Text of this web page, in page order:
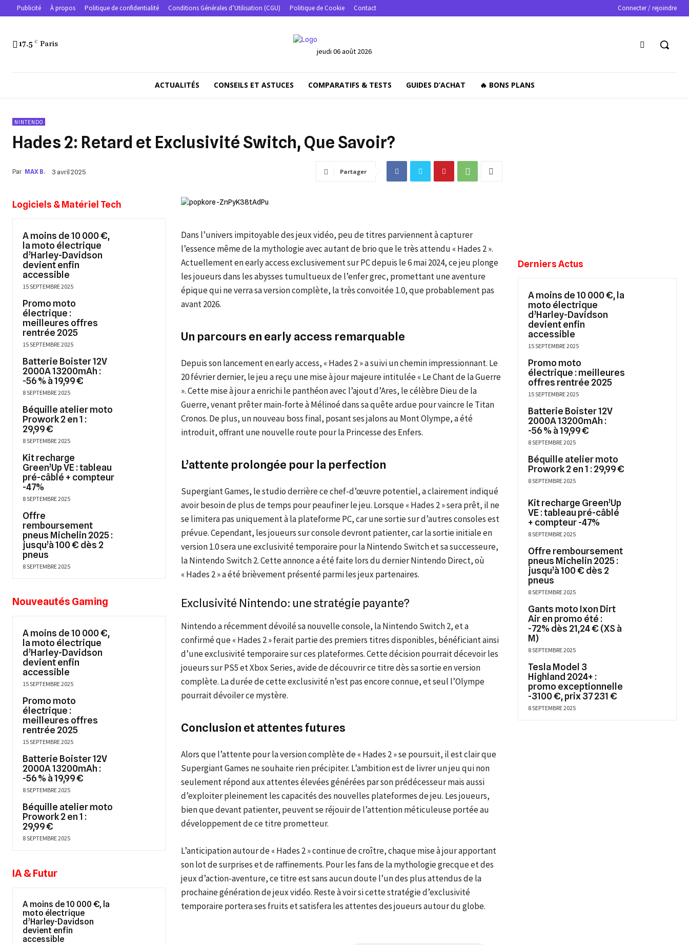
Publicité À propos Politique de confidentialité Conditions Générales d’Utilisation (CGU) Politique de Cookie Contact Connecter / rejoindre
17.5 C Paris
jeudi 06 août 2026
ACTUALITÉS CONSEILS ET ASTUCES COMPARATIFS & TESTS GUIDES D’ACHAT 🔥 BONS PLANS
NINTENDO
Hades 2: Retard et Exclusivité Switch, Que Savoir?
Par MAX B. 3 avril 2025 Partager
Logiciels & Matériel Tech
A moins de 10 000 €,
la moto électrique
d’Harley-Davidson
devient enfin
accessible
15 SEPTEMBRE 2025
Promo moto
électrique :
meilleures offres
rentrée 2025
15 SEPTEMBRE 2025
Batterie Boister 12V
2000A 13200mAh :
-56 % à 19,99 €
8 SEPTEMBRE 2025
Béquille atelier moto
Prowork 2 en 1 :
29,99 €
8 SEPTEMBRE 2025
Kit recharge
Green’Up VE : tableau
pré-câblé + compteur
-47%
8 SEPTEMBRE 2025
Offre
remboursement
pneus Michelin 2025 :
jusqu’à 100 € dès 2
pneus
8 SEPTEMBRE 2025
Nouveautés Gaming
A moins de 10 000 €,
la moto électrique
d’Harley-Davidson
devient enfin
accessible
15 SEPTEMBRE 2025
Promo moto
électrique :
meilleures offres
rentrée 2025
15 SEPTEMBRE 2025
Batterie Boister 12V
2000A 13200mAh :
-56 % à 19,99 €
8 SEPTEMBRE 2025
Béquille atelier moto
Prowork 2 en 1 :
29,99 €
8 SEPTEMBRE 2025
IA & Futur
A moins de 10 000 €, la
moto électrique
d’Harley-Davidson
devient enfin
accessible
Dans l’univers impitoyable des jeux vidéo, peu de titres parviennent à capturer
l’essence même de la mythologie avec autant de brio que le très attendu « Hades 2 ».
Actuellement en early access exclusivement sur PC depuis le 6 mai 2024, ce jeu plonge
les joueurs dans les abysses tumultueux de l’enfer grec, promettant une aventure
épique qui ne verra sa version complète, la très convoitée 1.0, que probablement pas
avant 2026.
Un parcours en early access remarquable
Depuis son lancement en early access, « Hades 2 » a suivi un chemin impressionnant. Le
20 février dernier, le jeu a reçu une mise à jour majeure intitulée « Le Chant de la Guerre
». Cette mise à jour a enrichi le panthéon avec l’ajout d’Ares, le célèbre Dieu de la
Guerre, venant prêter main-forte à Mélinoé dans sa quête ardue pour vaincre le Titan
Cronos. De plus, un nouveau boss final, posant ses jalons au Mont Olympe, a été
introduit, offrant une nouvelle route pour la Princesse des Enfers.
L’attente prolongée pour la perfection
Supergiant Games, le studio derrière ce chef-d’œuvre potentiel, a clairement indiqué
avoir besoin de plus de temps pour peaufiner le jeu. Lorsque « Hades 2 » sera prêt, il ne
se limitera pas uniquement à la plateforme PC, car une sortie sur d’autres consoles est
prévue. Cependant, les joueurs sur console devront patienter, car la sortie initiale en
version 1.0 sera une exclusivité temporaire pour la Nintendo Switch et sa successeure,
la Nintendo Switch 2. Cette annonce a été faite lors du dernier Nintendo Direct, où
« Hades 2 » a été brièvement présenté parmi les jeux partenaires.
Exclusivité Nintendo: une stratégie payante?
Nintendo a récemment dévoilé sa nouvelle console, la Nintendo Switch 2, et a
confirmé que « Hades 2 » ferait partie des premiers titres disponibles, bénéficiant ainsi
d’une exclusivité temporaire sur ces plateformes. Cette décision pourrait décevoir les
joueurs sur PS5 et Xbox Series, avide de découvrir ce titre dès sa sortie en version
complète. La durée de cette exclusivité n’est pas encore connue, et seul l’Olympe
pourrait dévoiler ce mystère.
Conclusion et attentes futures
Alors que l’attente pour la version complète de « Hades 2 » se poursuit, il est clair que
Supergiant Games ne souhaite rien précipiter. L’ambition est de livrer un jeu qui non
seulement répond aux attentes élevées générées par son prédécesseur mais aussi
d’exploiter pleinement les capacités des nouvelles plateformes de jeu. Les joueurs,
bien que devant patienter, peuvent se réjouir de l’attention méticuleuse portée au
développement de ce titre prometteur.
L’anticipation autour de « Hades 2 » continue de croître, chaque mise à jour apportant
son lot de surprises et de raffinements. Pour les fans de la mythologie grecque et des
jeux d’action-aventure, ce titre est sans aucun doute l’un des plus attendus de la
prochaine génération de jeux vidéo. Reste à voir si cette stratégie d’exclusivité
temporaire portera ses fruits et satisfera les attentes des joueurs autour du globe.
Derniers Actus
A moins de 10 000 €, la
moto électrique
d’Harley-Davidson
devient enfin
accessible
15 SEPTEMBRE 2025
Promo moto
électrique : meilleures
offres rentrée 2025
15 SEPTEMBRE 2025
Batterie Boister 12V
2000A 13200mAh :
-56 % à 19,99 €
8 SEPTEMBRE 2025
Béquille atelier moto
Prowork 2 en 1 : 29,99 €
8 SEPTEMBRE 2025
Kit recharge Green’Up
VE : tableau pré-câblé
+ compteur -47%
8 SEPTEMBRE 2025
Offre remboursement
pneus Michelin 2025 :
jusqu’à 100 € dès 2
pneus
8 SEPTEMBRE 2025
Gants moto Ixon Dirt
Air en promo été :
-72% dès 21,24 € (XS à
M)
8 SEPTEMBRE 2025
Tesla Model 3
Highland 2024+ :
promo exceptionnelle
-3100 €, prix 37 231 €
8 SEPTEMBRE 2025